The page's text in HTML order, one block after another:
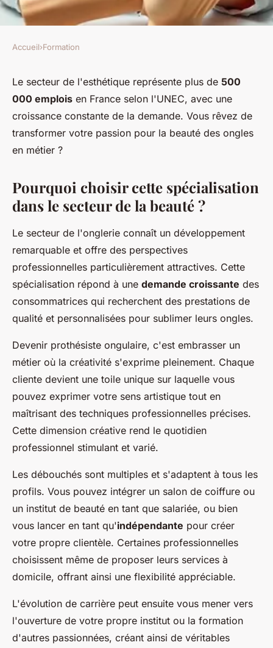
Lancez votre carrière :
formation prothésiste
ongulaire à Metz
marthe•3 décembre 2025
Accueil›Formation
Le secteur de l'esthétique représente plus de 500
000 emplois en France selon l'UNEC, avec une
croissance constante de la demande. Vous rêvez de
transformer votre passion pour la beauté des ongles
en métier ?
Pourquoi choisir cette spécialisation
dans le secteur de la beauté ?
Le secteur de l'onglerie connaît un développement
remarquable et offre des perspectives
professionnelles particulièrement attractives. Cette
spécialisation répond à une demande croissante des
consommatrices qui recherchent des prestations de
qualité et personnalisées pour sublimer leurs ongles.
Devenir prothésiste ongulaire, c'est embrasser un
métier où la créativité s'exprime pleinement. Chaque
cliente devient une toile unique sur laquelle vous
pouvez exprimer votre sens artistique tout en
maîtrisant des techniques professionnelles précises.
Cette dimension créative rend le quotidien
professionnel stimulant et varié.
Les débouchés sont multiples et s'adaptent à tous les
profils. Vous pouvez intégrer un salon de coiffure ou
un institut de beauté en tant que salariée, ou bien
vous lancer en tant qu'indépendante pour créer
votre propre clientèle. Certaines professionnelles
choisissent même de proposer leurs services à
domicile, offrant ainsi une flexibilité appréciable.
L'évolution de carrière peut ensuite vous mener vers
l'ouverture de votre propre institut ou la formation
d'autres passionnées, créant ainsi de véritables